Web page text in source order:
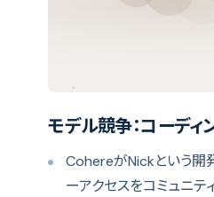
モデル競争：コーディ
CohereがNickという開
ーアクセスをコミュニテ